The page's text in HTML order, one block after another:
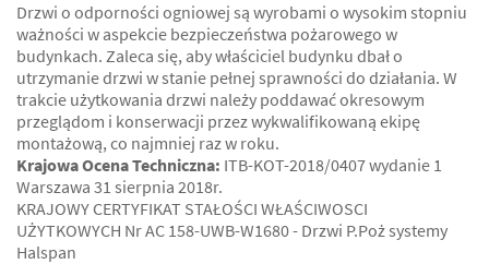
Drzwi o odporności ogniowej są wyrobami o wysokim stopniu
ważności w aspekcie bezpieczeństwa pożarowego w
budynkach. Zaleca się, aby właściciel budynku dbał o
utrzymanie drzwi w stanie pełnej sprawności do działania. W
trakcie użytkowania drzwi należy poddawać okresowym
przeglądom i konserwacji przez wykwalifikowaną ekipę
montażową, co najmniej raz w roku.
Krajowa Ocena Techniczna: ITB-KOT-2018/0407 wydanie 1
Warszawa 31 sierpnia 2018r.
KRAJOWY CERTYFIKAT STAŁOŚCI WŁAŚCIWOSCI
UŻYTKOWYCH Nr AC 158-UWB-W1680 - Drzwi P.Poż systemy
Halspan